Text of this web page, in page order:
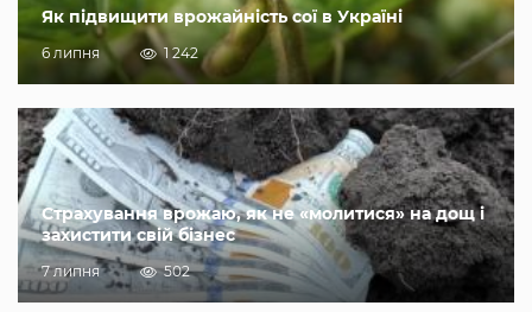
Як підвищити врожайність сої в Україні
6 липня 1 242
Страхування врожаю, як не «молитися» на дощ і
захистити свій бізнес
7 липня 502